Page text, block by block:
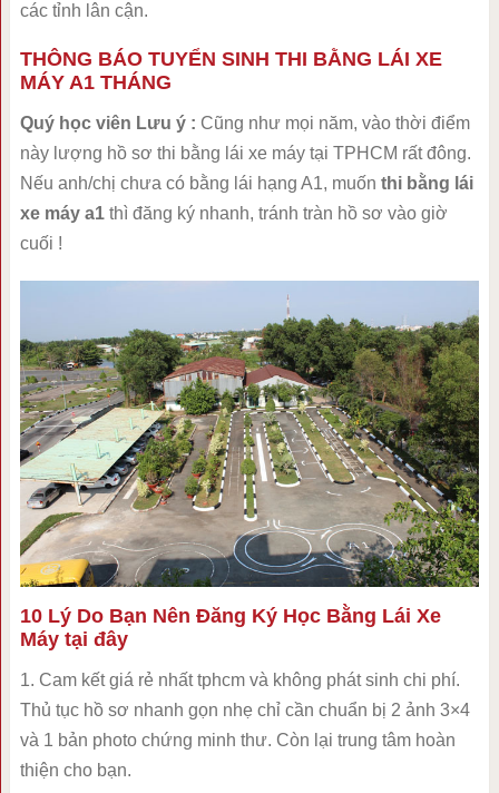
các tỉnh lân cận.
THÔNG BÁO TUYỂN SINH THI BẰNG LÁI XE
MÁY A1 THÁNG
Quý học viên Lưu ý : Cũng như mọi năm, vào thời điểm
này lượng hồ sơ thi bằng lái xe máy tại TPHCM rất đông.
Nếu anh/chị chưa có bằng lái hạng A1, muốn thi bằng lái
xe máy a1thì đăng ký nhanh, tránh tràn hồ sơ vào giờ
cuối !
10 Lý Do Bạn Nên Đăng Ký Học Bằng Lái Xe
Máy tại đây
1. Cam kết giá rẻ nhất tphcm và không phát sinh chi phí.
Thủ tục hồ sơ nhanh gọn nhẹ chỉ cần chuẩn bị 2 ảnh 3×4
và 1 bản photo chứng minh thư. Còn lại trung tâm hoàn
thiện cho bạn.